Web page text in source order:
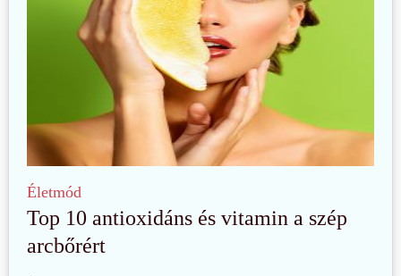
Életmód
Top 10 antioxidáns és vitamin a szép
arcbőrért